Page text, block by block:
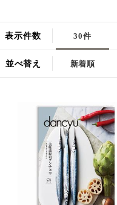
表示件数 30件
並べ替え 新着順